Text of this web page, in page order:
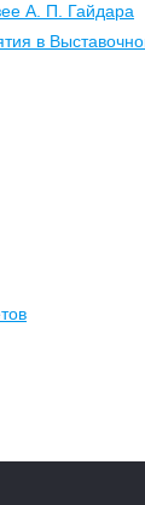
А. П. Гайдара
в